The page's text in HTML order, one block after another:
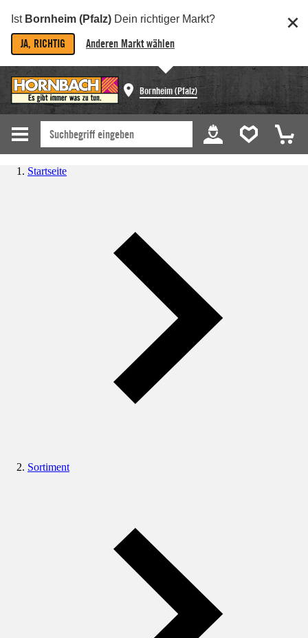
Ist Bornheim (Pfalz) Dein richtiger Markt?
JA, RICHTIG Anderen Markt wählen
Bornheim (Pfalz)
Startseite
Sortiment